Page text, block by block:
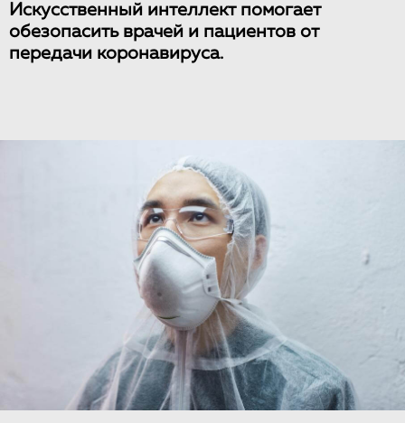
Искусственный интеллект помогает
обезопасить врачей и пациентов от
передачи коронавируса.